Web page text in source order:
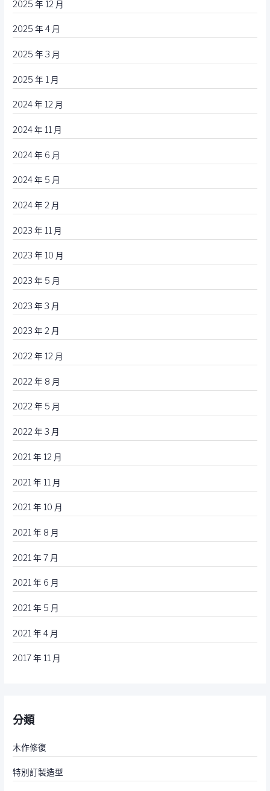
2025 年 12 月
2025 年 4 月
2025 年 3 月
2025 年 1 月
2024 年 12 月
2024 年 11 月
2024 年 6 月
2024 年 5 月
2024 年 2 月
2023 年 11 月
2023 年 10 月
2023 年 5 月
2023 年 3 月
2023 年 2 月
2022 年 12 月
2022 年 8 月
2022 年 5 月
2022 年 3 月
2021 年 12 月
2021 年 11 月
2021 年 10 月
2021 年 8 月
2021 年 7 月
2021 年 6 月
2021 年 5 月
2021 年 4 月
2017 年 11 月
分類
木作修復
特別訂製造型